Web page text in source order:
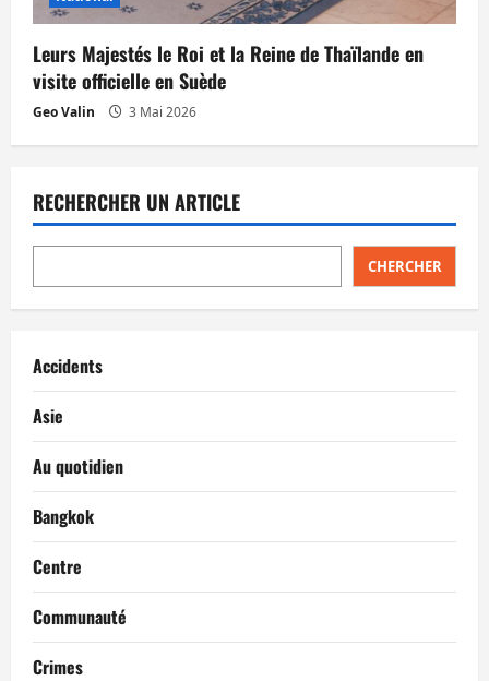
Leurs Majestés le Roi et la Reine de Thaïlande en
visite officielle en Suède
Geo Valin 3 Mai 2026
RECHERCHER UN ARTICLE
CHERCHER
Accidents
Asie
Au quotidien
Bangkok
Centre
Communauté
Crimes